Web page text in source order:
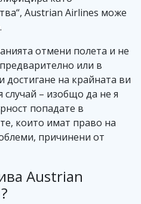
Austrian Airlines може
отмени полета и не
или в
достигане на крайната ви
– изобщо да не я
попадате в
които имат право на
причинени от
Austrian